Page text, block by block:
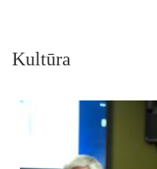
Kultūra